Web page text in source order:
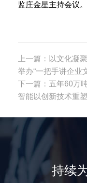
监庄金星主持会议。
上一篇： 以文化凝
举办“一把手讲企业
下一篇： 五年60万
智能以创新技术重
持续